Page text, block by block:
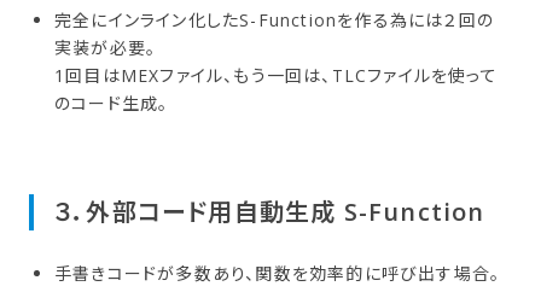
完全にインライン化したS-Functionを作る為には２回の
実装が必要。
1回目はMEXファイル、もう一回は、TLCファイルを使って
のコード生成。
３．​外部​コード用自動生成 S-Function
手書きコードが多数あり、関数を効率的に呼び出す場合。